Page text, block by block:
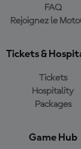
FAQ
Rejoignez le
Tickets &
Tickets
Hospitality
Packages
Game Hub